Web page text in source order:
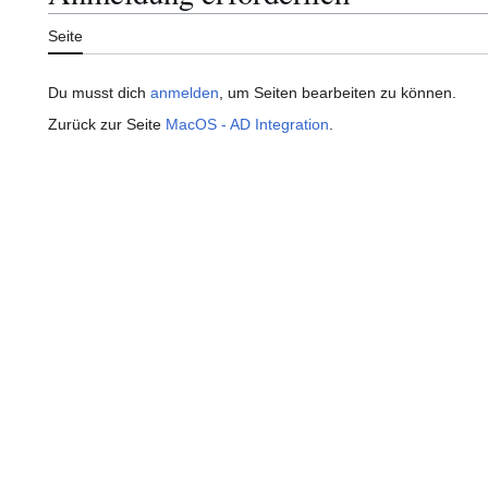
Seite
Du musst dich anmelden , um Seiten bearbeiten zu können.
Zurück zur Seite MacOS - AD Integration